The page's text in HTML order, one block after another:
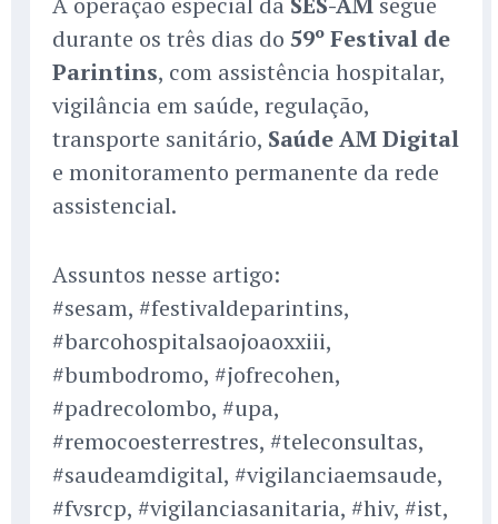
durante os três dias do 59º Festival de
Parintins, com assistência hospitalar,
vigilância em saúde, regulação,
transporte sanitário, Saúde AM Digital
e monitoramento permanente da rede
assistencial.
Assuntos nesse artigo:
#sesam, #festivaldeparintins,
#barcohospitalsaojoaoxxiii,
#bumbodromo, #jofrecohen,
#padrecolombo, #upa,
#remocoesterrestres, #teleconsultas,
#saudeamdigital, #vigilanciaemsaude,
#fvsrcp, #vigilanciasanitaria, #hiv, #ist,